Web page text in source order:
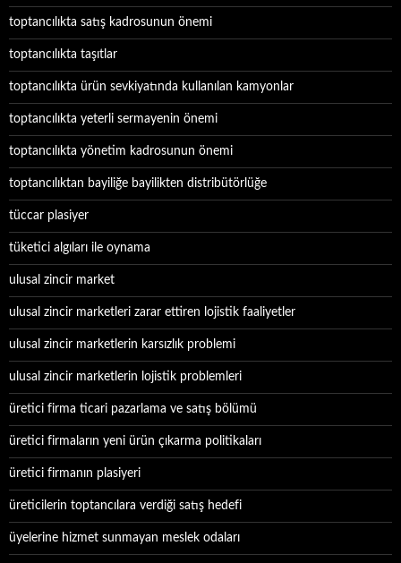
toptancılıkta satış kadrosunun önemi
toptancılıkta taşıtlar
toptancılıkta ürün sevkiyatında kullanılan kamyonlar
toptancılıkta yeterli sermayenin önemi
toptancılıkta yönetim kadrosunun önemi
toptancılıktan bayiliğe bayilikten distribütörlüğe
tüccar plasiyer
tüketici algıları ile oynama
ulusal zincir market
ulusal zincir marketleri zarar ettiren lojistik faaliyetler
ulusal zincir marketlerin karsızlık problemi
ulusal zincir marketlerin lojistik problemleri
üretici firma ticari pazarlama ve satış bölümü
üretici firmaların yeni ürün çıkarma politikaları
üretici firmanın plasiyeri
üreticilerin toptancılara verdiği satış hedefi
üyelerine hizmet sunmayan meslek odaları